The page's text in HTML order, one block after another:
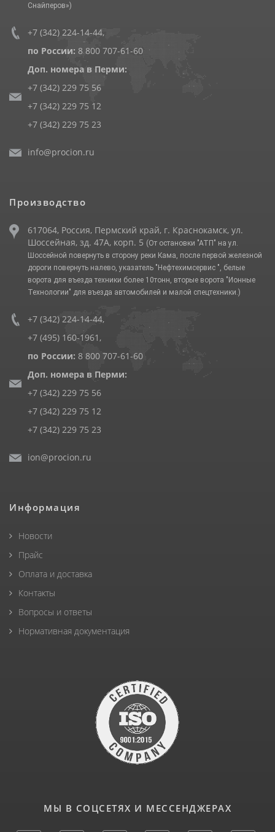
Снайперов»)
+7 (342) 224-14-44,
по России: 8 800 707-61-60
Доп. номера в Перми:
+7 (342) 229 75 56
+7 (342) 229 75 12
+7 (342) 229 75 23
info@procion.ru
Производство
617064, Россия, Пермский край, г. Краснокамск, ул.
Шоссейная, зд. 47А, корп. 5 (От остановки "АТП" на ул.
Шоссейной повернуть в сторону реки Кама, после первой железной
дороги повернуть налево, указатель "Нефтехимсервис ", белые
ворота для въезда техники более 10тонн, вторые ворота "Ионные
Технологии" для въезда автомобилей и малой спецтехники.)
+7 (342) 224-14-44,
+7 (495) 160-1961 ,
по России: 8 800 707-61-60
Доп. номера в Перми:
+7 (342) 229 75 56
+7 (342) 229 75 12
+7 (342) 229 75 23
ion@procion.ru
Информация
Новости
Прайс
Оплата и доставка
Контакты
Вопросы и ответы
Нормативная документация
МЫ В СОЦСЕТЯХ И МЕССЕНДЖЕРАХ